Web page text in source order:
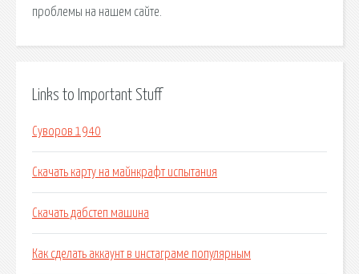
проблемы на нашем сайте.
Links to Important Stuff
Суворов 1940
Скачать карту на майнкрафт испытания
Скачать дабстеп машина
Как сделать аккаунт в инстаграме популярным